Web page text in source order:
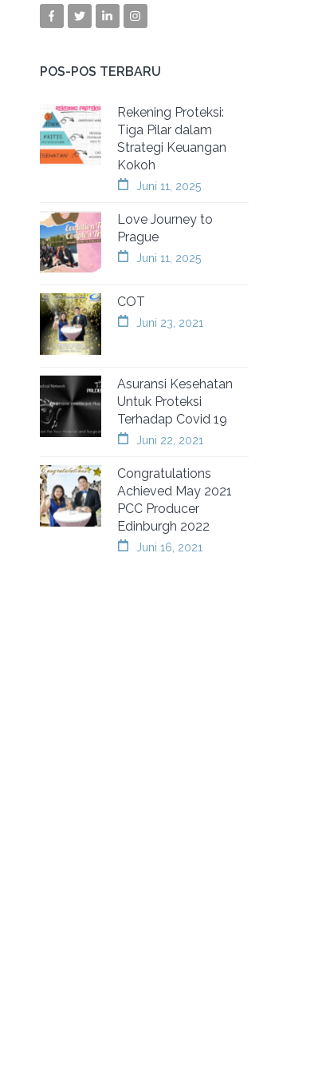
POS-POS TERBARU
Rekening Proteksi:
Tiga Pilar dalam
Strategi Keuangan
Kokoh
Juni 11, 2025
Love Journey to
Prague
Juni 11, 2025
COT
Juni 23, 2021
Asuransi Kesehatan
Untuk Proteksi
Terhadap Covid 19
Juni 22, 2021
Congratulations
Achieved May 2021
PCC Producer
Edinburgh 2022
Juni 16, 2021